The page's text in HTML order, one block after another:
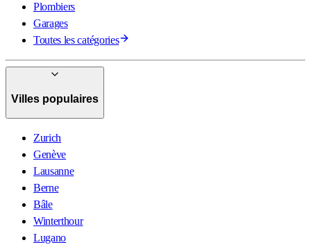
Plombiers
Garages
Toutes les catégories
Villes populaires
Zurich
Genève
Lausanne
Berne
Bâle
Winterthour
Lugano